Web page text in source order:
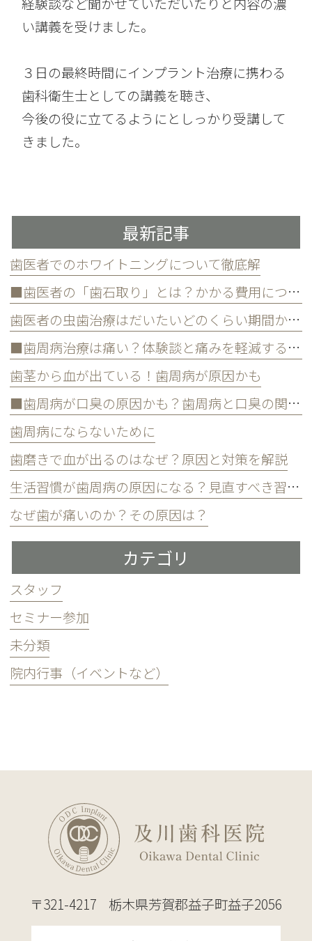
い講義を受けました。
３日の最終時間にインプラント治療に携わる
歯科衛生士としての講義を聴き、
今後の役に立てるようにとしっかり受講して
きました。
最新記事
歯医者でのホワイトニングについて徹底解
■歯医者の「歯石取り」とは？かかる費用について
歯医者の虫歯治療はだいたいどのくらい期間かかる？
■歯周病治療は痛い？体験談と痛みを軽減する方法
歯茎から血が出ている！歯周病が原因かも
■歯周病が口臭の原因かも？歯周病と口臭の関係について
歯周病にならないために
歯磨きで血が出るのはなぜ？原因と対策を解説
生活習慣が歯周病の原因になる？見直すべき習慣とは？
なぜ歯が痛いのか？その原因は？
カテゴリ
スタッフ
セミナー参加
未分類
院内行事（イベントなど）
〒321-4217 栃木県芳賀郡益子町益子2056